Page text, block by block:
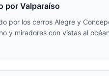
por Valparaíso
por los cerros Alegre y
y miradores con vistas al